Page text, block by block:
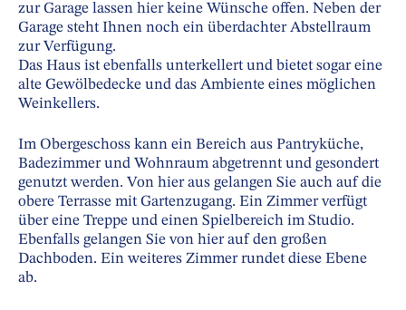
zur Garage lassen hier keine Wünsche offen. Neben der
Garage steht Ihnen noch ein überdachter Abstellraum
zur Verfügung.
Das Haus ist ebenfalls unterkellert und bietet sogar eine
alte Gewölbedecke und das Ambiente eines möglichen
Weinkellers.
Im Obergeschoss kann ein Bereich aus Pantryküche,
Badezimmer und Wohnraum abgetrennt und gesondert
genutzt werden. Von hier aus gelangen Sie auch auf die
obere Terrasse mit Gartenzugang. Ein Zimmer verfügt
über eine Treppe und einen Spielbereich im Studio.
Ebenfalls gelangen Sie von hier auf den großen
Dachboden. Ein weiteres Zimmer rundet diese Ebene
ab.